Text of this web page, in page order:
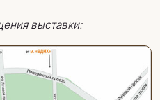
выставки: